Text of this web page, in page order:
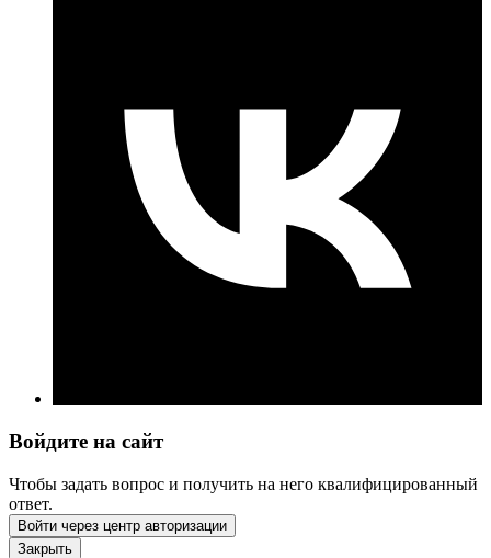
Войдите на сайт
Чтобы задать вопрос и получить на него квалифицированный
ответ.
Войти через центр авторизации
Закрыть